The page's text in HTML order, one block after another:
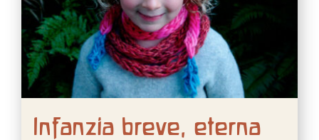
Infanzia breve, eterna